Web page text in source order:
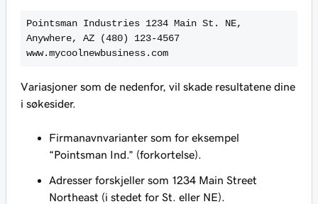
Pointsman Industries 1234 Main St. NE,
Anywhere, AZ (480) 123-4567
www.mycoolnewbusiness.com
Variasjoner som de nedenfor, vil skade resultatene dine
i søkesider.
Firmanavnvarianter som for eksempel
“Pointsman Ind.” (forkortelse).
Adresser forskjeller som 1234 Main Street
Northeast (i stedet for St. eller NE).